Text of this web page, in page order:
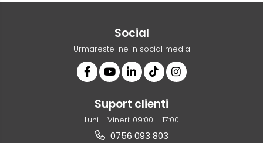
Social
Urmareste-ne in social media
Suport clienti
Luni - Vineri: 09:00 - 17:00
0756 093 803